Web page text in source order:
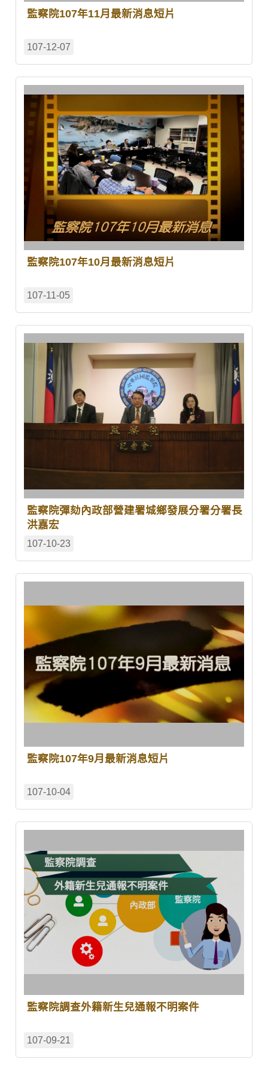
監察院107年11月最新消息短片
107-12-07
監察院107年10月最新消息短片
107-11-05
監察院彈劾內政部營建署城鄉發展分署分署長
洪嘉宏
107-10-23
監察院107年9月最新消息短片
107-10-04
監察院調查外籍新生兒通報不明案件
107-09-21